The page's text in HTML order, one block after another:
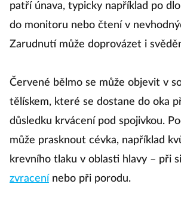
patří únava, typicky například po
do monitoru nebo čtení v
Zarudnutí může doprovázet i
Červené bělmo se může objevit v
tělískem, které se dostane do oka
důsledku krvácení pod spojivkou.
může prasknout cévka, například
krevního tlaku v oblasti hlavy – při
zvracení nebo při porodu.